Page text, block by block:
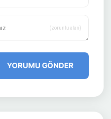
(zorunlu alan)
YORUMU GÖNDER